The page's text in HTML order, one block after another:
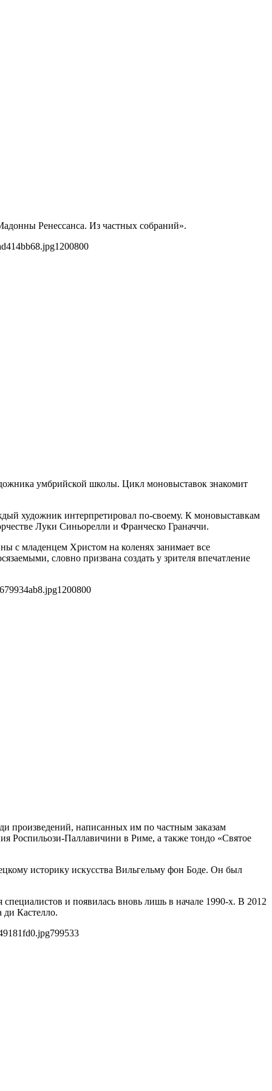
Ренессанса. Из частных собраний».
1200800
умбрийской школы. Цикл моновыставок знакомит
художник интерпретировал по-своему. К моновыставкам
Луки Синьорелли и Франческо Граначчи.
с младенцем Христом на коленях занимает все
словно призвана создать у зрителя впечатление
1200800
произведений, написанных им по частным заказам
Роспильози-Паллавичини в Риме, а также тондо «Святое
историку искусства Вильгельму фон Боде. Он был
и появилась вновь лишь в начале 1990‑х. В 2012
Кастелло.
799533